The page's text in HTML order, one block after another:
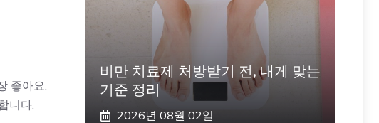
좋아요.
니다.
비만 치료제 처방받기 전, 내게 맞는
기준 정리
2026년 08월 02일